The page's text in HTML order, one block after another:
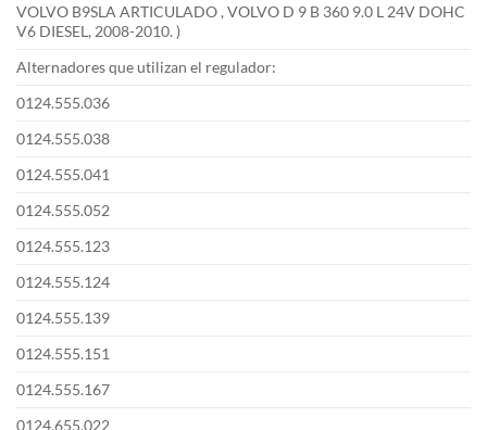
VOLVO B9SLA ARTICULADO , VOLVO D 9 B 360 9.0 L 24V DOHC
V6 DIESEL, 2008-2010. )
Alternadores que utilizan el regulador:
0124.555.036
0124.555.038
0124.555.041
0124.555.052
0124.555.123
0124.555.124
0124.555.139
0124.555.151
0124.555.167
0124.655.022